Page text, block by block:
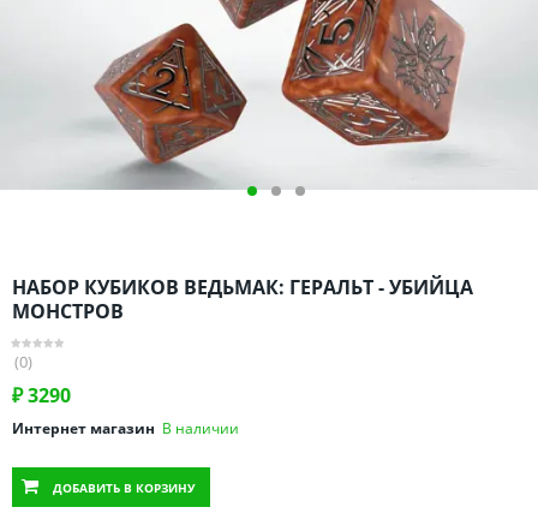
Оренбургская область
Пензенская область
Пермский край
Ростовская область
Рязанская область
Саратовская область
Ставропольский край
Тамбовская область
Татарстан
Тверская область
НАБОР КУБИКОВ ВЕДЬМАК: ГЕРАЛЬТ - УБИЙЦА
МОНСТРОВ
(0)
₽3290
Интернет магазин В наличии
ДОБАВИТЬ В КОРЗИНУ